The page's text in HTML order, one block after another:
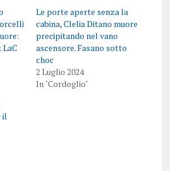
Le porte aperte senza la
cabina, Clelia Ditano muore
precipitando nel vano
ascensore. Fasano sotto
choc
2 Luglio 2024
In "Cordoglio"
il